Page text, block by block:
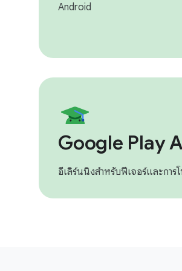
Android
Google Play
อีเลิร์นนิงสำหรับฟีเจอร์และการ